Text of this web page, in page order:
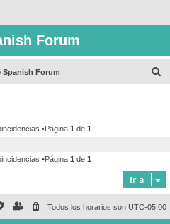
Forum
Spanish Forum
•Página 1 de 1
•Página 1 de 1
Ir a
Todos los horarios son UTC-05:00